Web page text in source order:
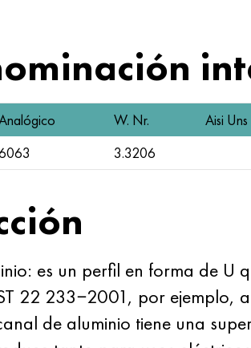
W. Nr. Aisi Uns
3.3206
es un perfil en forma de U
22 233−2001, por ejemplo,
de aluminio tiene una